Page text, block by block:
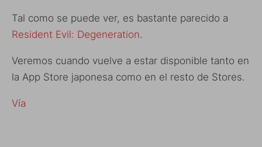
Tal como se puede ver, es bastante parecido a
Resident Evil: Degeneration.
Veremos cuando vuelve a estar disponible tanto en
la App Store japonesa como en el resto de Stores.
Vía